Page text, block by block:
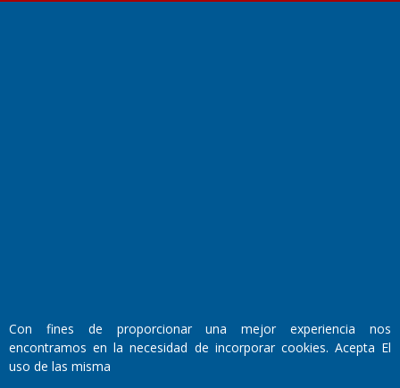
Director Periodístico:
Walter René Goñi
Con fines de proporcionar una mejor experiencia nos
encontramos en la necesidad de incorporar cookies. Acepta El
uso de las misma